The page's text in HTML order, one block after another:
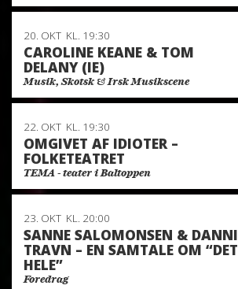
20. OKT KL. 19:30
CAROLINE KEANE & TOM
DELANY (IE)
Musik, Skotsk & Irsk Musikscene
22. OKT KL. 19:30
OMGIVET AF IDIOTER –
FOLKETEATRET
TEMA - teater i Baltoppen
23. OKT KL. 20:00
SANNE SALOMONSEN & DANNI
TRAVN – EN SAMTALE OM “DET
HELE”
Foredrag